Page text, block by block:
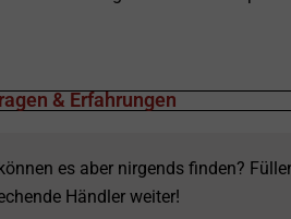
& Erfahrungen
es aber nirgends finden?
Händler weiter!